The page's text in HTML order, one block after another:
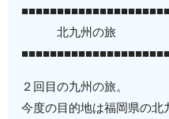
北九州の旅
２回目の九州の旅。
今度の目的地は福岡県の北